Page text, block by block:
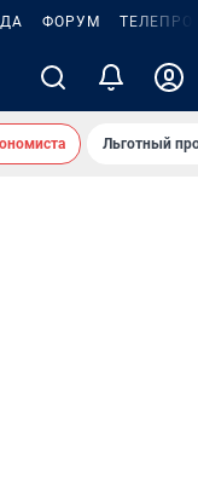
ФОРУМ
Льготный